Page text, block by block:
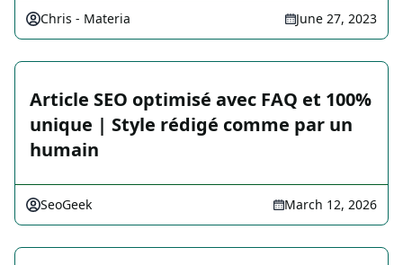
Chris - Materia June 27, 2023
Article SEO optimisé avec FAQ et 100%
unique | Style rédigé comme par un
humain
SeoGeek March 12, 2026